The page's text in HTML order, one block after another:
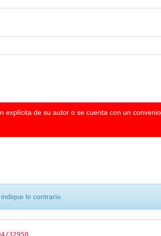
explícita de su autor o se cuenta con un
lo contrario.
32950